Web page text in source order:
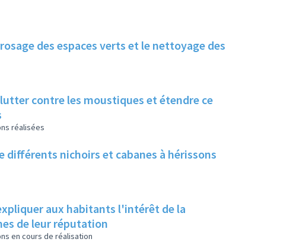
des espaces verts et le nettoyage des
contre les moustiques et étendre ce
réalisées
différents nichoirs et cabanes à hérissons
aux habitants l'intérêt de la
de leur réputation
en cours de réalisation